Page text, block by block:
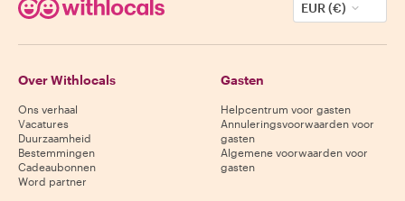
EUR (€)
Over Withlocals
Ons verhaal
Vacatures
Duurzaamheid
Bestemmingen
Cadeaubonnen
Word partner
Gasten
Helpcentrum voor gasten
Annuleringsvoorwaarden voor
gasten
Algemene voorwaarden voor
gasten